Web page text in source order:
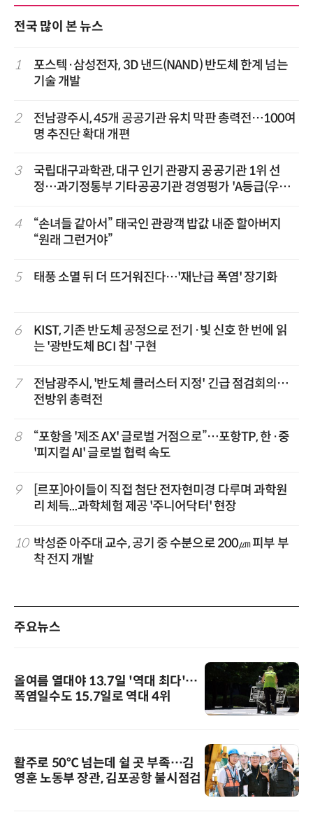
전국 많이 본 뉴스
1
포스텍·삼성전자, 3D 낸드(NAND) 반도체 한계 넘는
기술 개발
2
전남광주시, 45개 공공기관 유치 막판 총력전…100여
명 추진단 확대 개편
3
국립대구과학관, 대구 인기 관광지 공공기관 1위 선
정…과기정통부 기타공공기관 경영평가 'A등급(우수)'
4
“손녀들 같아서” 태국인 관광객 밥값 내준 할아버지
“원래 그런거야”
5 태풍 소멸 뒤 더 뜨거워진다…'재난급 폭염' 장기화
6
KIST, 기존 반도체 공정으로 전기·빛 신호 한 번에 읽
는 '광반도체 BCI 칩' 구현
7
전남광주시, '반도체 클러스터 지정' 긴급 점검회의…
전방위 총력전
8
“포항을 '제조 AX' 글로벌 거점으로”…포항TP, 한·중
'피지컬 AI' 글로벌 협력 속도
9
[르포]아이들이 직접 첨단 전자현미경 다루며 과학원
리 체득...과학체험 제공 '주니어닥터' 현장
10 박성준 아주대 교수, 공기 중 수분으로 200㎛ 피부 부
착 전지 개발
주요뉴스
올여름 열대야 13.7일 '역대 최다'…
폭염일수도 15.7일로 역대 4위
활주로 50℃ 넘는데 쉴 곳 부족…김
영훈 노동부 장관, 김포공항 불시점검